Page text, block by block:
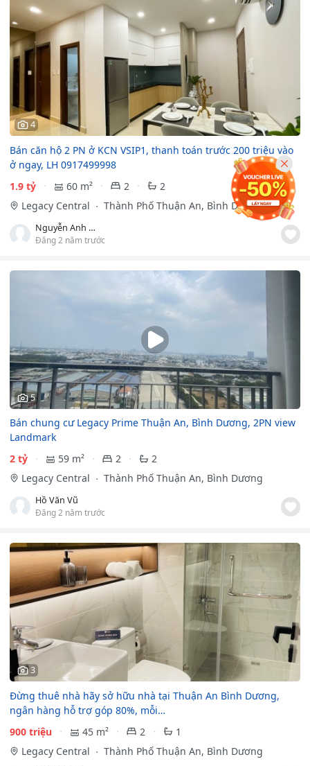
4
Bán căn hộ 2 PN ở KCN VSIP1, thanh toán trước 200 triệu vào
ở ngay, LH 0917499998
1.9 tỷ
60 m² 2
2
Legacy Central
Thành Phố Thuận An, Bình Dương
Nguyễn Anh Huy
Đăng 2 năm trước
5
Bán chung cư Legacy Prime Thuận An, Bình Dương, 2PN view
Landmark
2 tỷ
59 m² 2
2
Legacy Central
Thành Phố Thuận An, Bình Dương
Hồ Văn Vũ
Đăng 2 năm trước
3
Đừng thuê nhà hãy sở hữu nhà tại Thuận An Bình Dương,
ngân hàng hỗ trợ góp 80%, mỗi…
900 triệu
45 m² 2
1
Legacy Central
Thành Phố Thuận An, Bình Dương